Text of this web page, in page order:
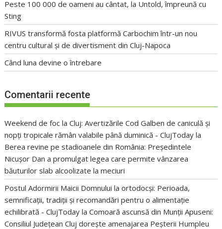
Peste 100 000 de oameni au cântat, la Untold, împreună cu
Sting
RIVUS transformă fosta platformă Carbochim într-un nou
centru cultural și de divertisment din Cluj-Napoca
Când luna devine o întrebare
Comentarii recente
Weekend de foc la Cluj: Avertizările Cod Galben de caniculă și
nopți tropicale rămân valabile până duminică - ClujToday la
Berea revine pe stadioanele din România: Președintele
Nicușor Dan a promulgat legea care permite vânzarea
băuturilor slab alcoolizate la meciuri
Postul Adormirii Maicii Domnului la ortodocși: Perioada,
semnificații, tradiții și recomandări pentru o alimentație
echilibrată - ClujToday laComoară ascunsă din Munții Apuseni:
Consiliul Județean Cluj dorește amenajarea Peșterii Humpleu